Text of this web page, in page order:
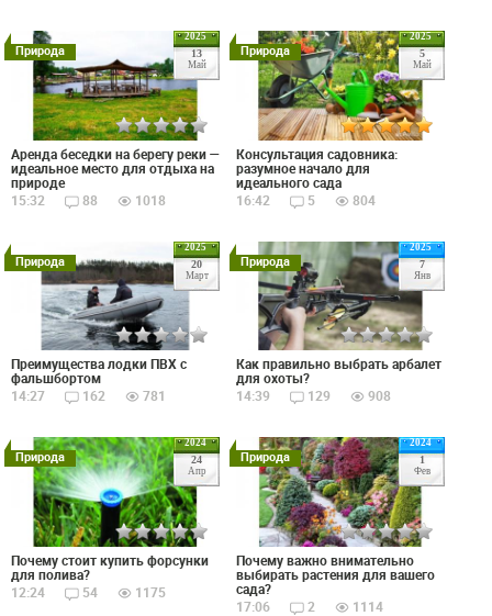
2025
13
Май
Природа
Аренда беседки на берегу реки —
идеальное место для отдыха на
природе
15:32
88 1018
2025
5
Май
Природа
Консультация садовника:
разумное начало для
идеального сада
16:42
5 804
2025
20
Март
Природа
Преимущества лодки ПВХ с
фальшбортом
14:27
162 781
2025
7
Янв
Природа
Как правильно выбрать арбалет
для охоты?
14:39
129 908
2024
24
Апр
Природа
Почему стоит купить форсунки
для полива?
12:24
54 1175
2024
1
Фев
Природа
Почему важно внимательно
выбирать растения для вашего
сада?
17:06
2 1114